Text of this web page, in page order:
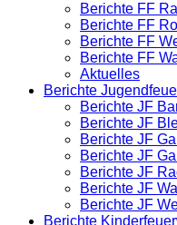
Berichte FF
Berichte FF
Berichte FF
Berichte FF
Aktuelles
Berichte
Berichte JF
Berichte JF
Berichte JF
Berichte JF
Berichte JF
Berichte JF
Berichte JF
Berichte